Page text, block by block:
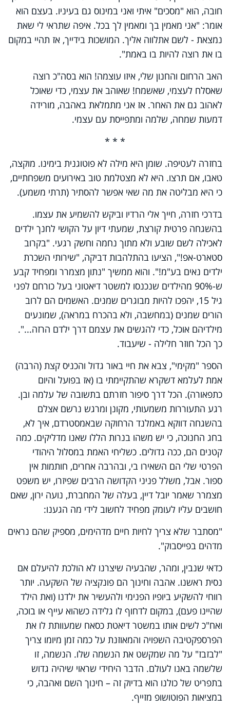
חובה, הוא "מסכים" איתי ואני במינוס גם בעיניו. בעצם הוא
אומר: "אני מאמין בך ומאמין לך בכל. איפה שתראי לי שאת
נמצאת - לשם אתלווה אליך. המושכות בידייך, אז תהיי במקום
בו את רוצה להיות בו באמת".
האב הרחום והחנון שלי, איזו עוצמה! הוא בסה"כ רוצה
שאסלח לעצמי, שאשמח! שאוהב את עצמי, כדי שאוכל
לאהוב גם את האחר. אז אני מתמלאת באהבה, מורידה
דמעות שמחה, שלמה ומתפייסת עם עצמי.
* * *
בחזרה לעטיפה. שומן היא מילה לא פוטוגנית בימינו. מוקצה,
טאבו, אם תרצו. היא לא מצטלמת טוב באירועים משפחתיים,
כי היא מבליטה את מה שאי אפשר להסתיר (תרתי משמע).
בדרכי חזרה, חייך אלי הרדיו וביקש להשמיע את עצמו.
בהשגחה פרטית קורצת, שמעתי דיון על הקושי לחנך ילדים
לאכילה לשם שובע ולא מתוך נחמה וחשק רגעי. "בקרוב
סטארט-אפ!", הציעו בהתלהבות דביקה, "שירותי השכרת
ילדים נאים בע"מ!". והוא ממשיך "נתון מצמרר ומפחיד קבע
ש-90% מהילדים שנכנסו למשטר דיאטוני בעל כורחם לפני
גיל 15, יהפכו להיות מבוגרים שמנים. האשמים הם לרוב
הורים שמנים (במחשבה, ולא בהכרח במראה), שמונעים
מילדיהם אוכל, כדי להגשים את עצמם דרך ילדם הרזה...".
כך הכל חוזר חלילה - שיעבוד.
הספר "מקימי", צבא את חיי באור גדול והכניס קצת (הרבה)
אמת לעלמא דשקרא שהתקיימתי בו (אז בפועל והיום
כתפאורה). הכל דרך סיפור חזרתם בתשובה של עלמה ובן.
רגע התעוררות משמעותי, מקונן ומרגש נרשם אצלם
בהשגחה דווקא באמלנד הרחוקה שבאמסטרדם, איך לא,
בחג החנוכה, כי יש משהו בנרות הללו שאנו מדליקים. כמה
קטנים הם, ככה גדולים. כשליחי האמת במסלול היהודי
הפרטי שלי הם השאירו בי, ובהרבה אחרים, חותמות אין
ספור. אבל, משלל פניני הקדושה הרבים שפיזרו, יש משפט
מצמרר שאמר יובל דיין, בעלה של המחברת, נועה ירון, שאם
חושבים עליו לעומק מפחיד לחשוב לידי מה הגענו:
"מסתבר שלא צריך לחיות חיים מדהימים, מספיק שהם נראים
מדהים בפייסבוק".
כדאי שנבין, ומהר, שהבעיה שיצרנו לא הולכת להיעלם אם
נסית ראשנו. אהבה וחינוך הם פונקציה של השקעה. יותר
רווחי להשקיע ביופיו הפנימי ולהעשיר את ילדנו (ואת הילד
שהיינו פעם), במקום לדחוף לו גלידה כשהוא עייף או בוכה,
ואח"כ לשים אותו במשטר דיאטת כסאח שמעוותת לו את
הפרספקטיבה השפויה והמאוזנת על כמה זמן מיומו צריך
"לבזבז" על מה שמקשט את הנשמה שלו. הנשמה, זו
שלשמה באנו לעולם. הדבר היחידי שראוי שיהיה גדוש
בתפריט של כולנו הוא בדיוק זה – חינוך השם ואהבה, כי
במציאות הפוטושופ מזייף.